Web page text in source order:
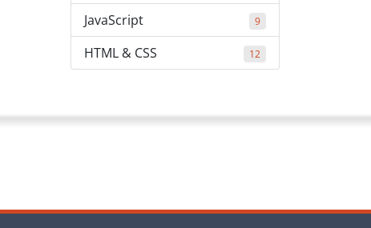
JavaScript 9
HTML & CSS 12